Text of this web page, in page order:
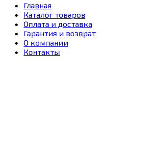
Главная
Каталог товаров
Оплата и доставка
Гарантия и возврат
О компании
Контакты